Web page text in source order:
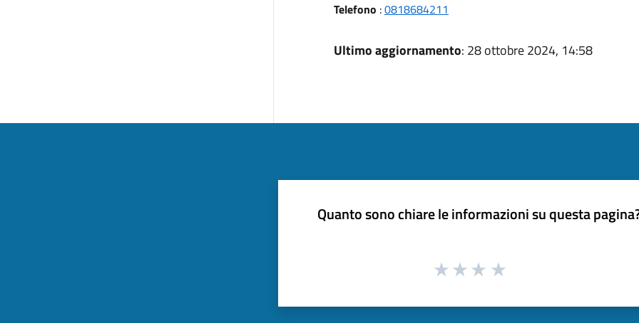
Telefono :0818684211
Ultimo aggiornamento: 28 ottobre 2024, 14:58
Quanto sono chiare le informazioni su questa